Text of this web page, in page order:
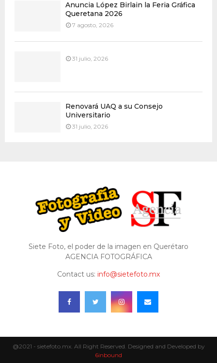
Anuncia López Birlain la Feria Gráfica
Queretana 2026
7 agosto, 2026
31 julio, 2026
Renovará UAQ a su Consejo
Universitario
31 julio, 2026
Siete Foto, el poder de la imagen en Querétaro
AGENCIA FOTOGRÁFICA
Contact us: info@sietefoto.mx
@2021 - sietefoto.mx. All Right Reserved. Designed and Developed by
6inbound